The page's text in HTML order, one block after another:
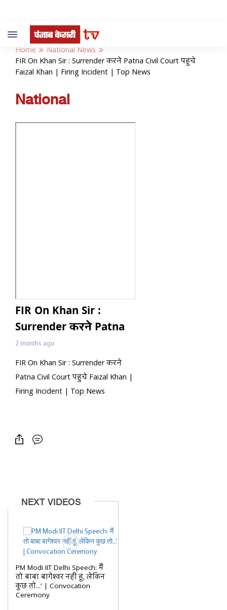
Toggle
navigation
Home
National News
FIR On Khan Sir : Surrender करने Patna Civil Court पहुंचे
Faizal Khan | Firing Incident | Top News
National
FIR On Khan Sir :
Surrender करने Patna
Civil Court पहुंचे Faizal
Khan | Firing Incident
| Top News
2 months ago
FIR On Khan Sir : Surrender करने
Patna Civil Court पहुंचे Faizal Khan |
Firing Incident | Top News
NEXT VIDEOS
PM Modi IIT Delhi Speech: मैं
तो बाबा बागेश्वर नहीं हूं, लेकिन
कुछ तो...’ | Convocation
Ceremony